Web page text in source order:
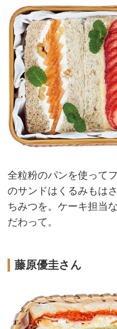
全粒粉のパンを使って
のサンドはくるみもは
ちみつを。ケーキ担当
だわって。
藤原優圭さん